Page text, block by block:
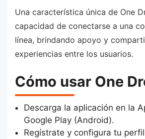
Una característica única de One
capacidad de conectarse a una
línea, brindando apoyo y
experiencias entre los usuarios.
Cómo usar One
Descarga la aplicación en la
Google Play (Android).
Regístrate y configura tu